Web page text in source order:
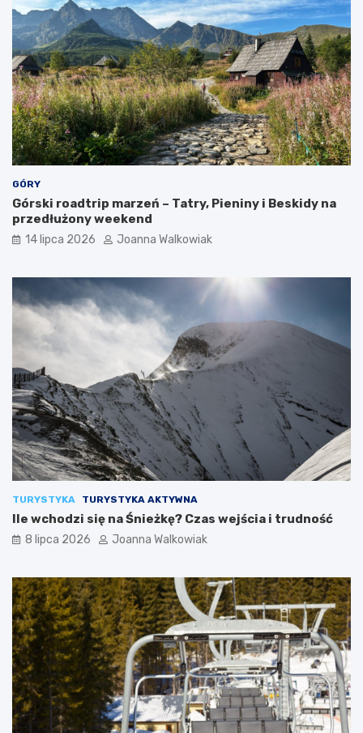
c
j
GÓRY
Górski roadtrip marzeń – Tatry, Pieniny i Beskidy na
przedłużony weekend
14 lipca 2026 Joanna Walkowiak
TURYSTYKA TURYSTYKA AKTYWNA
Ile wchodzi się na Śnieżkę? Czas wejścia i trudność
8 lipca 2026 Joanna Walkowiak